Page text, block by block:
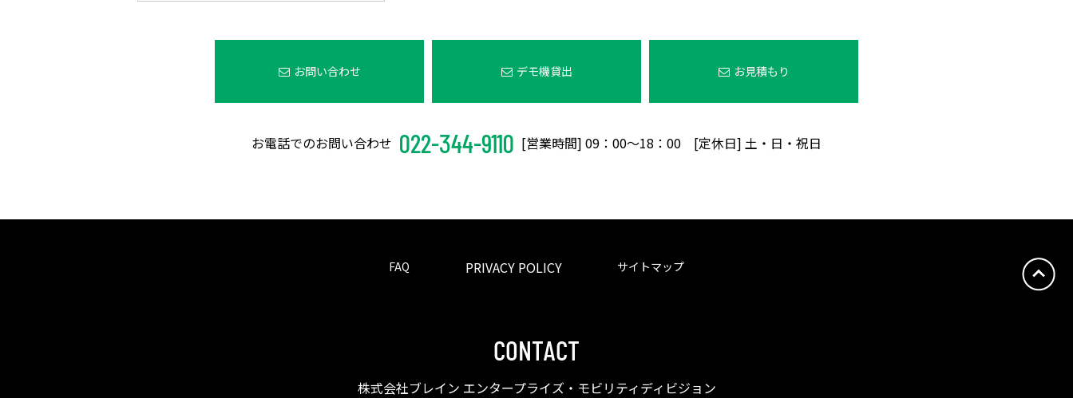
お問い合わせ デモ機貸出 お見積もり
お電話でのお問い合わせ 022-344-9110 [営業時間] 09：00〜18：00 [定休日] 土・日・祝日
FAQ PRIVACY POLICY サイトマップ
CONTACT
株式会社ブレイン エンタープライズ・モビリティディビジョン